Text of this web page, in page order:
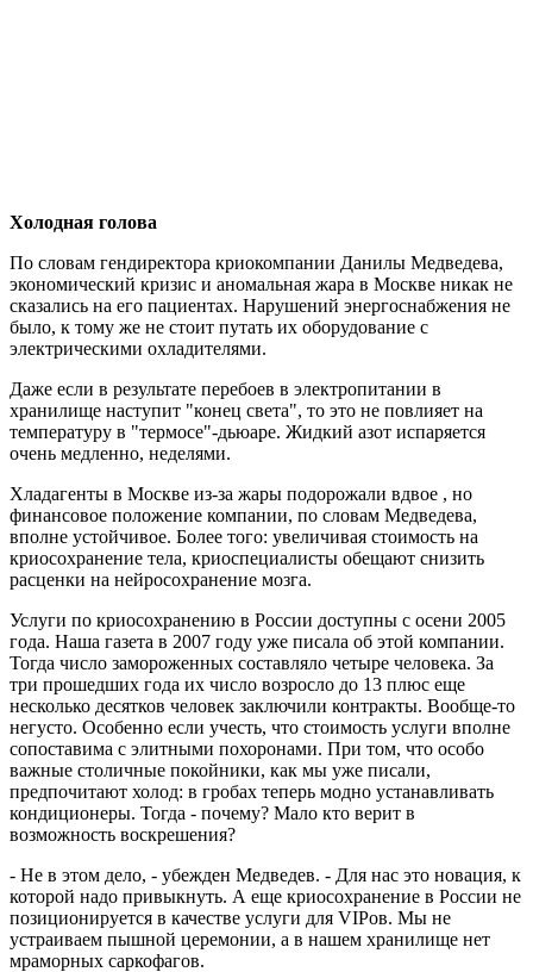
Холодная голова
По словам гендиректора криокомпании Данилы Медведева,
экономический кризис и аномальная жара в Москве никак не
сказались на его пациентах. Нарушений энергоснабжения не
было, к тому же не стоит путать их оборудование с
электрическими охладителями.
Даже если в результате перебоев в электропитании в
хранилище наступит "конец света", то это не повлияет на
температуру в "термосе"-дьюаре. Жидкий азот испаряется
очень медленно, неделями.
Хладагенты в Москве из-за жары подорожали вдвое , но
финансовое положение компании, по словам Медведева,
вполне устойчивое. Более того: увеличивая стоимость на
криосохранение тела, криоспециалисты обещают снизить
расценки на нейросохранение мозга.
Услуги по криосохранению в России доступны с осени 2005
года. Наша газета в 2007 году уже писала об этой компании.
Тогда число замороженных составляло четыре человека. За
три прошедших года их число возросло до 13 плюс еще
несколько десятков человек заключили контракты. Вообще-то
негусто. Особенно если учесть, что стоимость услуги вполне
сопоставима с элитными похоронами. При том, что особо
важные столичные покойники, как мы уже писали,
предпочитают холод: в гробах теперь модно устанавливать
кондиционеры. Тогда - почему? Мало кто верит в
возможность воскрешения?
- Не в этом дело, - убежден Медведев. - Для нас это новация, к
которой надо привыкнуть. А еще криосохранение в России не
позиционируется в качестве услуги для VIPов. Мы не
устраиваем пышной церемонии, а в нашем хранилище нет
мраморных саркофагов.